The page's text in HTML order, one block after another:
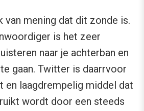
van mening dat dit zonde is.
is het zeer
naar je achterban en
gaan. Twitter is daarrvoor
en laagdrempelig middel dat
wordt door een steeds